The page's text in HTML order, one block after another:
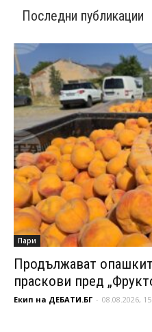
Последни публикации
Пари
Продължават
праскови пред
Екип на ДЕБАТИ.БГ - 08.08.2026,